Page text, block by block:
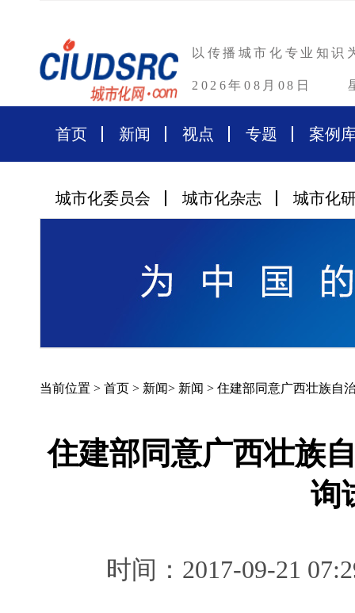
以传播城市化专业知识
2026年08月08日
首页 新闻 视点 专题 案例
城市化委员会 城市化杂志 城市化
当前位置 > 首页 > 新闻> 新闻 > 住建部同意广西壮族自
住建部同意广西壮族
询
时间：2017-09-21